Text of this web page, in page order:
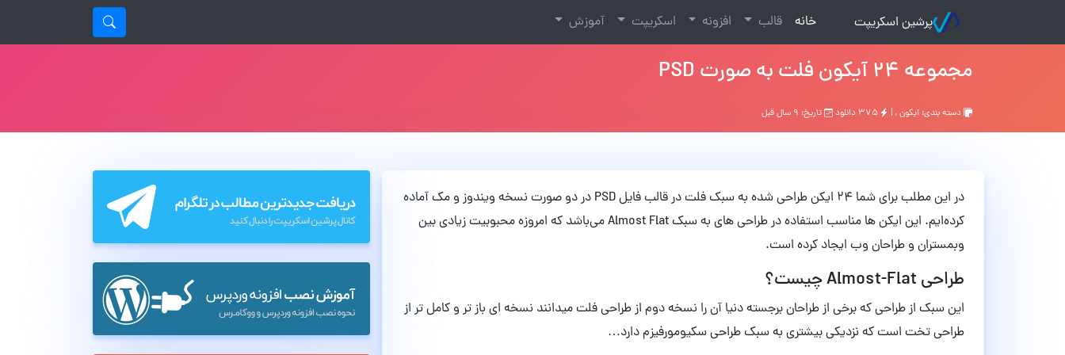
پرشین اسکریپت خانه
(current) قالب افزونه اسکریپت آموزش
مجموعه 24 آیکون فلت به صورت PSD
دسته بندی: آیکون, | ۳۷۵ دانلود تاریخ: ۹ سال قبل
در این مطلب برای شما 24 ایکن طراحی شده به سبک فلت در قالب فایل PSD در دو صورت نسخه ویندوز و مک آماده
کرده‌ایم. این ایکن ها مناسب استفاده در طراحی های به سبک Almost Flat می‌باشد که امروزه محبوبیت زیادی بین
وبمستران و طراحان وب ایجاد کرده است.
طراحی Almost-Flat چیست؟
این سبک از طراحی که برخی از طراحان برجسته دنیا آن را نسخه دوم از طراحی فلت میدانند نسخه ای باز تر و کامل تر از
طراحی تخت است که نزدیکی بیشتری به سبک طراحی سکیومورفیزم دارد…